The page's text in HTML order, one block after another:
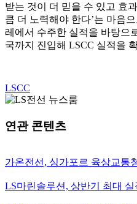
받는 것이 더 믿을 수 있고 효
큼 더 노력해야 한다’는 마음
레에서 수주한 실적을 바탕으
국까지 진입해 LSCC 실적을
LSCC
연관 콘텐츠
가온전선, 싱가포르 육상교통
LS마린솔루션, 상반기 최대